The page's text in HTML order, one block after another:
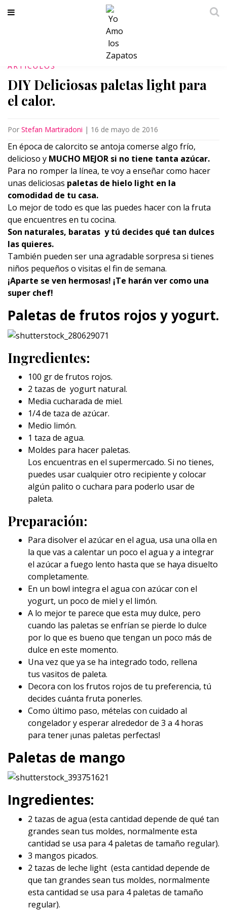
ARTICULOS
DIY Deliciosas paletas light para
el calor.
Por Stefan Martiradoni | 16 de mayo de 2016
En época de calorcito se antoja comerse algo frío,
delicioso y MUCHO MEJOR si no tiene tanta azúcar.
Para no romper la línea, te voy a enseñar como hacer
unas deliciosas paletas de hielo light en la
comodidad de tu casa.
Lo mejor de todo es que las puedes hacer con la fruta
que encuentres en tu cocina.
Son naturales, baratas y tú decides qué tan dulces
las quieres.
También pueden ser una agradable sorpresa si tienes
niños pequeños o visitas el fin de semana.
¡Aparte se ven hermosas! ¡Te harán ver como una
super chef!
Paletas de frutos rojos y yogurt.
Ingredientes:
100 gr de frutos rojos.
2 tazas de yogurt natural.
Media cucharada de miel.
1/4 de taza de azúcar.
Medio limón.
1 taza de agua.
Moldes para hacer paletas.
Los encuentras en el supermercado. Si no tienes,
puedes usar cualquier otro recipiente y colocar
algún palito o cuchara para poderlo usar de
paleta.
Preparación:
Para disolver el azúcar en el agua, usa una olla en
la que vas a calentar un poco el agua y a integrar
el azúcar a fuego lento hasta que se haya disuelto
completamente.
En un bowl integra el agua con azúcar con el
yogurt, un poco de miel y el limón.
A lo mejor te parece que esta muy dulce, pero
cuando las paletas se enfrían se pierde lo dulce
por lo que es bueno que tengan un poco más de
dulce en este momento.
Una vez que ya se ha integrado todo, rellena
tus vasitos de paleta.
Decora con los frutos rojos de tu preferencia, tú
decides cuánta fruta ponerles.
Como último paso, mételas con cuidado al
congelador y esperar alrededor de 3 a 4 horas
para tener ¡unas paletas perfectas!
Paletas de mango
Ingredientes:
2 tazas de agua (esta cantidad depende de qué tan
grandes sean tus moldes, normalmente esta
cantidad se usa para 4 paletas de tamaño regular).
3 mangos picados.
2 tazas de leche light (esta cantidad depende de
que tan grandes sean tus moldes, normalmente
esta cantidad se usa para 4 paletas de tamaño
regular).